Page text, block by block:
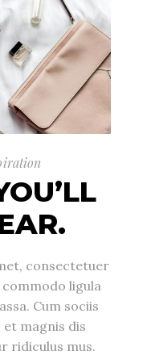
consectetuer
ligula
Cum sociis
magnis dis
ridiculus mus.